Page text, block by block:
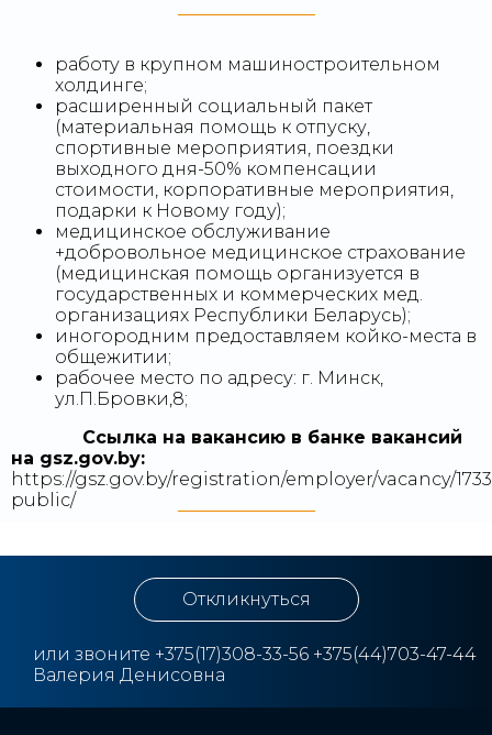
работу в крупном машиностроительном
холдинге;
расширенный социальный пакет
(материальная помощь к отпуску,
спортивные мероприятия, поездки
выходного дня-50% компенсации
стоимости, корпоративные мероприятия,
подарки к Новому году);
медицинское обслуживание
+добровольное медицинское страхование
(медицинская помощь организуется в
государственных и коммерческих мед.
организациях Республики Беларусь);
иногородним предоставляем койко-места в
общежитии;
рабочее место по адресу: г. Минск,
ул.П.Бровки,8;
Ссылка на вакансию в банке вакансий
на gsz.gov.⁣by:
https://gsz.gov.by/registration/employer/vacancy/
public/
Откликнуться
или звоните +375(17)308-33-56 +375(44)703-47-44
Валерия Денисовна